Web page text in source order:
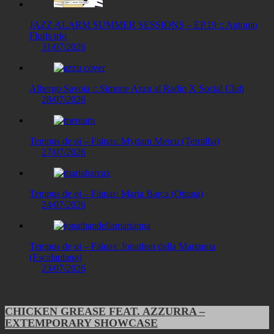
JAZZ ALARM SUMMER SESSIONS – EP.19 :: Antonio
Floris trio
31/07/2026
Albergo Savoia :: Simone Azzu al Radio X Social Club
28/07/2026
Tempus de oi – Fainas: Myriam Mereu (Terralba)
27/07/2026
Tempus de oi – Fainas: Maria Barca (Ottana)
24/07/2026
Tempus de oi – Fainas: Jonathan della Marianna
(Escalaplano)
23/07/2026
CHICKEN GREASE FEAT. AZZURRA –
EXTEMPORARY SHOWCASE